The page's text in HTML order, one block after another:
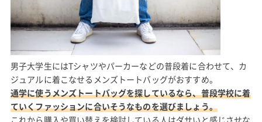
男子大学生にはTシャツやパーカーなどの普段着に合わせて、カ
ジュアルに着こなせるメンズトートバッグがおすすめ。
通学に使うメンズトートバッグを探しているなら、普段学校に着
ていくファッションに合いそうなものを選びましょう。
これから購入や買い替えを検討している人はダサいと感じさせな